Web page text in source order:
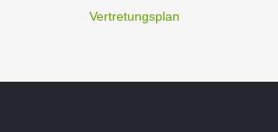
Vertretungsplan